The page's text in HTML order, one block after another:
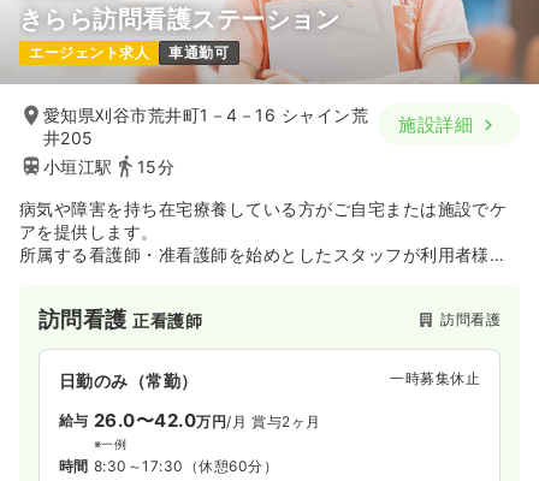
きらら訪問看護ステーション
エージェント求人 車通勤可
愛知県刈谷市荒井町1－4－16 シャイン荒
井205
小垣江駅
15分
施設詳細
病気や障害を持ち在宅療養している方がご自宅または施設でケ
アを提供します。
所属する看護師・准看護師を始めとしたスタッフが利用者様の
ケア・リハビリ・小児科・精神疾患などに
特化したステーションなどもあります。
訪問看護正看護師 訪問看護
日勤のみ（常勤） 一時募集休止
給与 26.0〜42.0万円/月 賞与2ヶ月
※一例
時間 8:30～17:30 （休憩60分）